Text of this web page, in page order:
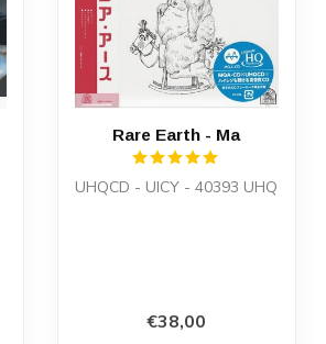
Rare Earth - Ma
UHQCD - UICY - 40393 UHQ
€38,00